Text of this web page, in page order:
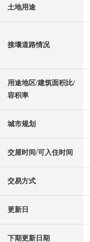
土地用途
接壤道路情况
用途地区/建筑面积比/
容积率
城市规划
交屋时间/可入住时间
交易方式
更新日
下期更新日期